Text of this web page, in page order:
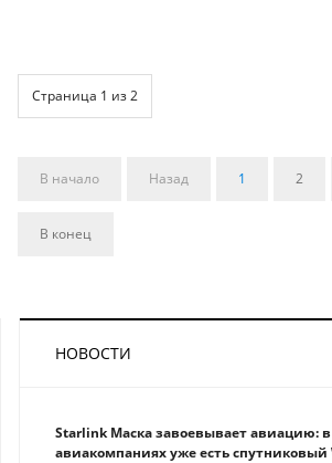
Страница 1 из 2
В начало Назад 1 2
В конец
НОВОСТИ
Starlink Маска завоевывает авиацию:
авиакомпаниях уже есть спутниковый